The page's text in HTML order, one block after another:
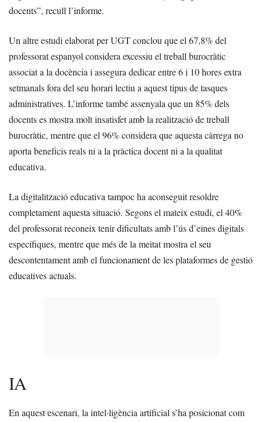
docents”, recull l’informe.
Un altre estudi elaborat per UGT conclou que el 67,8% del
professorat espanyol considera excessiu el treball burocràtic
associat a la docència i assegura dedicar entre 6 i 10 hores extra
setmanals fora del seu horari lectiu a aquest tipus de tasques
administratives. L’informe també assenyala que un 85% dels
docents es mostra molt insatisfet amb la realització de treball
burocràtic, mentre que el 96% considera que aquesta càrrega no
aporta beneficis reals ni a la pràctica docent ni a la qualitat
educativa.
La digitalització educativa tampoc ha aconseguit resoldre
completament aquesta situació. Segons el mateix estudi, el 40%
del professorat reconeix tenir dificultats amb l’ús d’eines digitals
específiques, mentre que més de la meitat mostra el seu
descontentament amb el funcionament de les plataformes de gestió
educatives actuals.
IA
En aquest escenari, la intel·ligència artificial s’ha posicionat com